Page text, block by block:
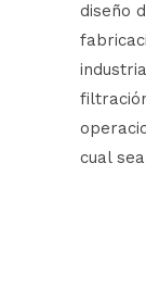
diseño
cual